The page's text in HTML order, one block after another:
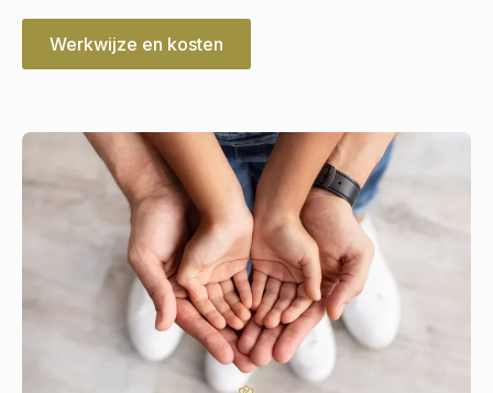
Werkwijze en kosten